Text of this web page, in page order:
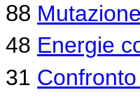
88
48 Energie
31